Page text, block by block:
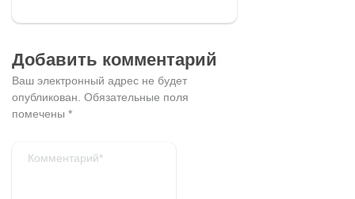
Добавить комментарий
Ваш электронный адрес не будет
опубликован. Обязательные поля
помечены *